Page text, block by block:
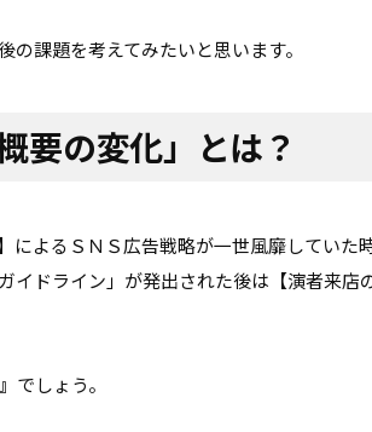
課題を考えてみたいと思います。
要の変化」とは？
によるＳＮＳ広告戦略が一世風靡していた
イドライン」が発出された後は【演者来店
でしょう。